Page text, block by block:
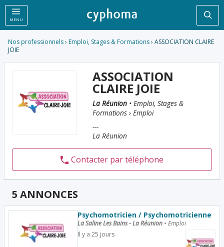
MENU
Nos professionnels› Emploi, Stages & Formations› ASSOCIATION CLAIRE
JOIE
ASSOCIATION
CLAIRE JOIE
La Réunion • Emploi, Stages &
Formations › Emploi
---
La Réunion
Contacter par téléphone
5 ANNONCES
Psychomotricien / Psychomotricienne
La Saline Les Bains - La Réunion • Emploi
Il y a 25 jours